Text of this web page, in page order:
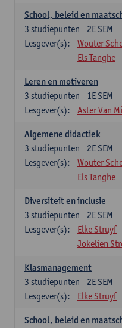
School, beleid en
2E SEM
3 studiepunten
Lesgever(s):
Wouter
Els Tanghe
Leren en motiveren
1E SEM
3 studiepunten
Lesgever(s):
Aster Van
Algemene didactiek
2E SEM
3 studiepunten
Lesgever(s):
Wouter
Els Tanghe
Diversiteit en inclusie
2E SEM
3 studiepunten
Lesgever(s):
Elke Struyf
Jokelien
Klasmanagement
2E SEM
3 studiepunten
Lesgever(s):
Elke Struyf
School, beleid en